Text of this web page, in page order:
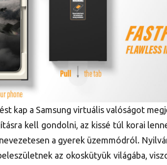
kap a Samsung virtuális valóságot
kell gondolni, az kissé túl korai
a gyerek üzemmódról.
az okoskütyük világába,